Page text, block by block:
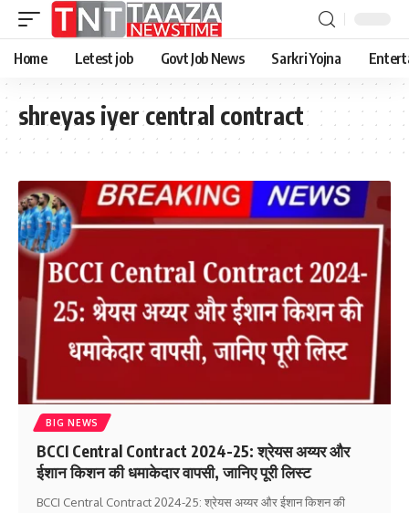
Home Letest job Govt Job News Sarkri Yojna
shreyas iyer central contract
BIG NEWS
BCCI Central Contract 2024-25: श्रेयस अय्यर और
ईशान किशन की धमाकेदार वापसी, जानिए पूरी लिस्ट
BCCI Central Contract 2024-25: श्रेयस अय्यर और ईशान किशन की